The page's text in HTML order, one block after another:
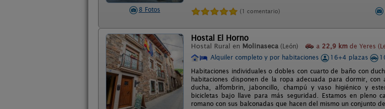
8 Fotos (1 comentario)
Hostal El Horno
Hostal Rural en Molinaseca (León) a 22,9 km de Yeres
Alquiler completo y por habitaciones
16+4 plazas
Habitaciones individuales o dobles con cuarto de baño con
habitaciones disponen de la ropa adecuada para dormir,
ducha, alfombrin, jaboncillo, champú y vaso higiénico y
bicicletas bajo llave para más seguridad. Estamos en pleno
romano con sus balconadas que hacen del mismo un conjunto